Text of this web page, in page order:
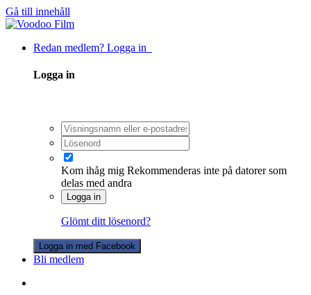
Gå till innehåll
Redan medlem? Logga in
Logga in
Kom ihåg mig Rekommenderas inte på datorer som
delas med andra
Logga in
Glömt ditt lösenord?
Logga in med Facebook
Bli medlem